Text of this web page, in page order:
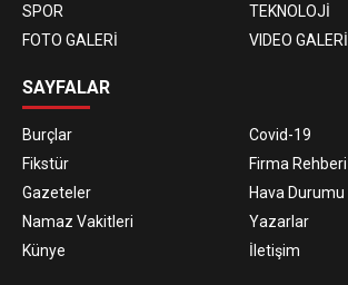
SPOR
TEKNOLOJİ
FOTO GALERİ
VIDEO GALERİ
SAYFALAR
Burçlar
Covid-19
Fikstür
Firma Rehberi
Gazeteler
Hava Durumu
Namaz Vakitleri
Yazarlar
Künye
İletişim